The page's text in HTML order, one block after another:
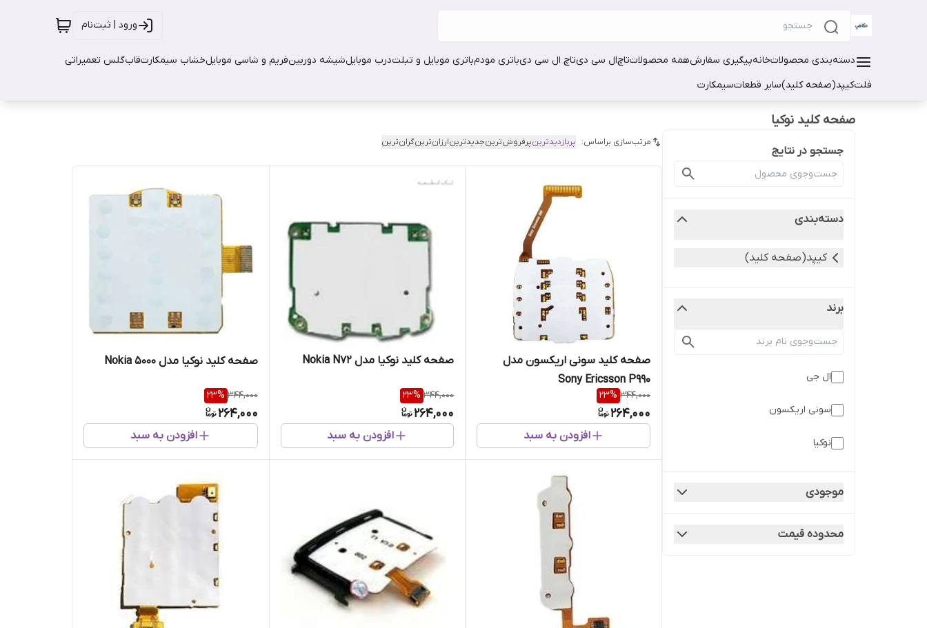
ورود | ثبت‌نام
دسته‌بندی محصولاتخانهپیگیری سفارشهمه محصولاتتاچال سی دیتاچ ال سی دیباتری مودمباتری موبایل و تبلتدرب موبایلشیشه دوربینفریم و شاسی موبایلخشاب سیمکارتقابگلس تعمیراتی
فلتکیپد(صفحه کلید)سایر قطعاتسیمکارت
صفحه کلید نوکیا
جستجو در نتایج
دسته‌بندی
کیپد(صفحه کلید)
برند
ال جی
سونی اریکسون
نوکیا
موجودی
محدوده قیمت
مرتب‌سازی براساس: پربازدیدترینپرفروش‌ترینجدیدترینارزان‌ترینگران‌ترین
صفحه کلید سونی اریکسون مدل
Sony Ericsson P990
344,000
23%
264,000
افزودن به سبد
صفحه کلید نوکیا مدل Nokia N72
344,000
23%
264,000
افزودن به سبد
صفحه کلید نوکیا مدل Nokia 5000
344,000
23%
264,000
افزودن به سبد